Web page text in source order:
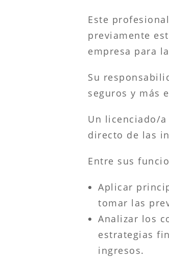
Este
previamente
empresa para
Su
seguros y más
Un licenciado/
directo de las
Entre sus
Aplicar
tomar las
Analizar los
estrategias
ingresos.